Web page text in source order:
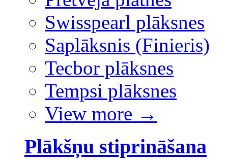
Swisspearl plāksnes
Saplāksnis (Finieris)
Tecbor plāksnes
Tempsi plāksnes
View more →
Plākšņu stiprināšana